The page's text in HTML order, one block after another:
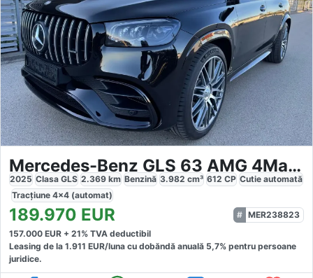
Mercedes-Benz GLS 63 AMG 4Matic
2025 Clasa GLS 2.369 km Benzină 3.982 cm³ 612 CP Cutie automată
Tracțiune 4x4 (automat)
189.970 EUR
MER238823
157.000 EUR + 21% TVA deductibil
Leasing de la 1.911 EUR/luna cu dobăndă anuală 5,7% pentru persoane
juridice.